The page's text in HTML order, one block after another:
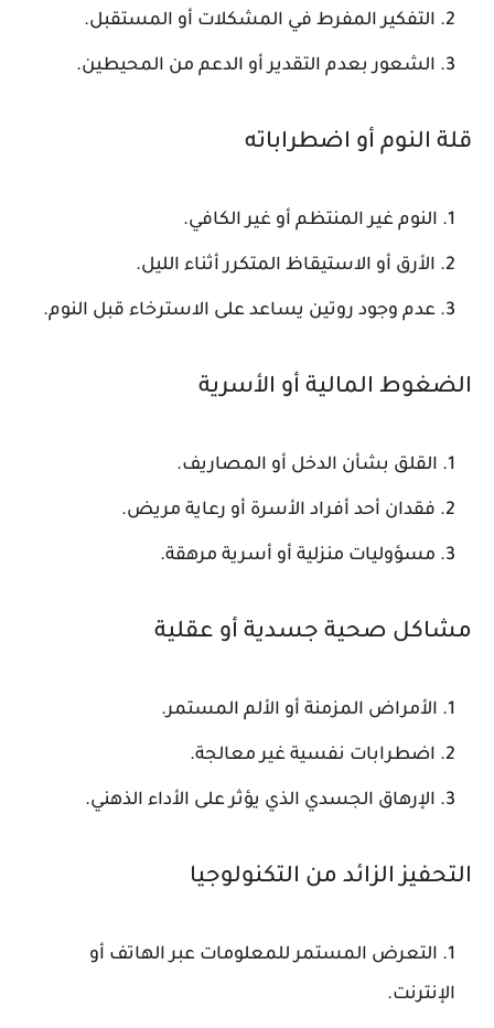
التفكير المفرط في المشكلات أو المستقبل.
الشعور بعدم التقدير أو الدعم من المحيطين.
قلة النوم أو اضطراباته
النوم غير المنتظم أو غير الكافي.
الأرق أو الاستيقاظ المتكرر أثناء الليل.
عدم وجود روتين يساعد على الاسترخاء قبل النوم.
الضغوط المالية أو الأسرية
القلق بشأن الدخل أو المصاريف.
فقدان أحد أفراد الأسرة أو رعاية مريض.
مسؤوليات منزلية أو أسرية مرهقة.
مشاكل صحية جسدية أو عقلية
الأمراض المزمنة أو الألم المستمر.
اضطرابات نفسية غير معالجة.
الإرهاق الجسدي الذي يؤثر على الأداء الذهني.
التحفيز الزائد من التكنولوجيا
التعرض المستمر للمعلومات عبر الهاتف أو
الإنترنت.